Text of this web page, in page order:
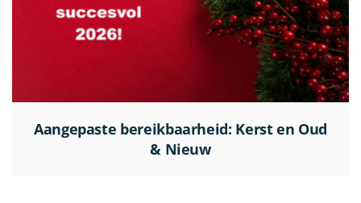
Aangepaste bereikbaarheid: Kerst en Oud
& Nieuw